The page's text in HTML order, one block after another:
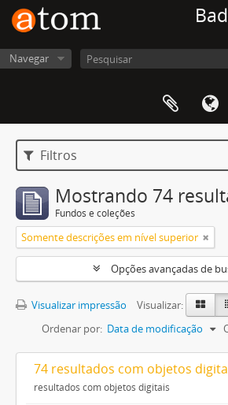
Navegar
Filtros
Mostrando 74
Fundos e coleções
Somente descrições em nível superior
Opções avançadas de
Visualizar impressão
Visualizar:
Ordenar por: Data de modificação
74 resultados com objetos
resultados com objetos digitais